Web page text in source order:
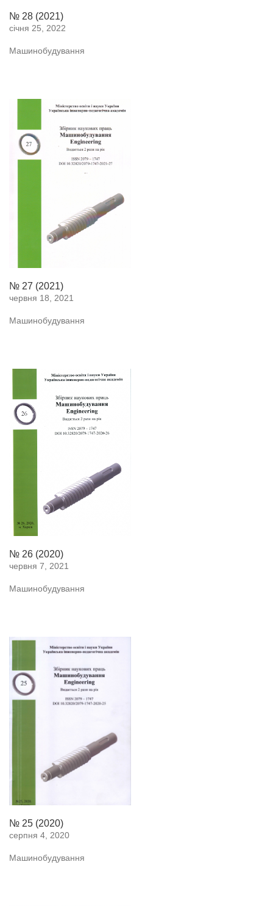
№ 28 (2021)
січня 25, 2022
Машинобудування
№ 27 (2021)
червня 18, 2021
Машинобудування
№ 26 (2020)
червня 7, 2021
Машинобудування
№ 25 (2020)
серпня 4, 2020
Машинобудування